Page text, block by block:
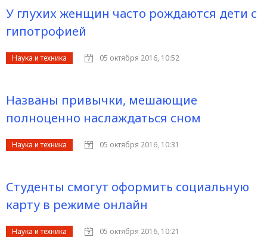
У глухих женщин часто рождаются дети с
гипотрофией
Наука и техника 05 октября 2016, 10:52
Названы привычки, мешающие
полноценно наслаждаться сном
Наука и техника 05 октября 2016, 10:31
Студенты смогут оформить социальную
карту в режиме онлайн
Наука и техника 05 октября 2016, 10:21